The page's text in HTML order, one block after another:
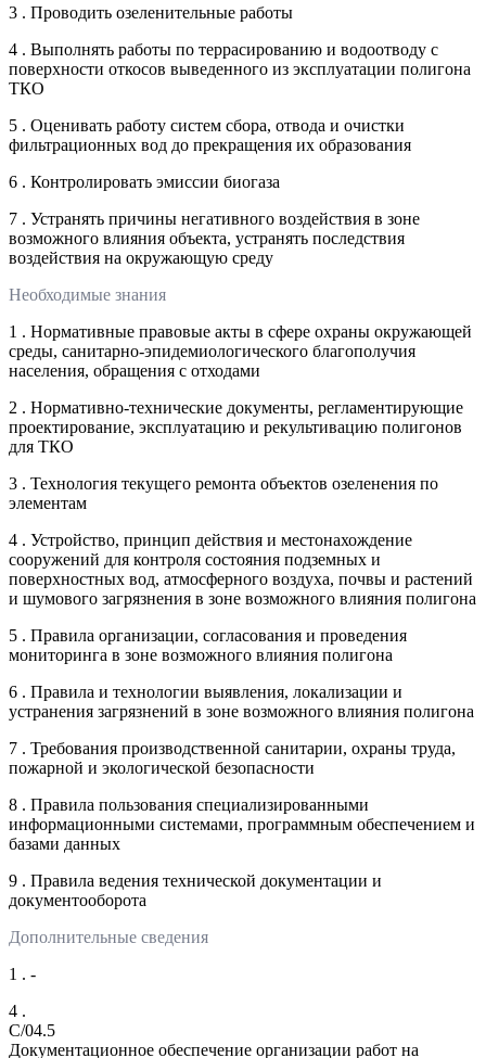
3 . Проводить озеленительные работы
4 . Выполнять работы по террасированию и водоотводу с
поверхности откосов выведенного из эксплуатации полигона
ТКО
5 . Оценивать работу систем сбора, отвода и очистки
фильтрационных вод до прекращения их образования
6 . Контролировать эмиссии биогаза
7 . Устранять причины негативного воздействия в зоне
возможного влияния объекта, устранять последствия
воздействия на окружающую среду
Необходимые знания
1 . Нормативные правовые акты в сфере охраны окружающей
среды, санитарно-эпидемиологического благополучия
населения, обращения с отходами
2 . Нормативно-технические документы, регламентирующие
проектирование, эксплуатацию и рекультивацию полигонов
для ТКО
3 . Технология текущего ремонта объектов озеленения по
элементам
4 . Устройство, принцип действия и местонахождение
сооружений для контроля состояния подземных и
поверхностных вод, атмосферного воздуха, почвы и растений
и шумового загрязнения в зоне возможного влияния полигона
5 . Правила организации, согласования и проведения
мониторинга в зоне возможного влияния полигона
6 . Правила и технологии выявления, локализации и
устранения загрязнений в зоне возможного влияния полигона
7 . Требования производственной санитарии, охраны труда,
пожарной и экологической безопасности
8 . Правила пользования специализированными
информационными системами, программным обеспечением и
базами данных
9 . Правила ведения технической документации и
документооборота
Дополнительные сведения
1 . -
4 .
C/04.5
Документационное обеспечение организации работ на